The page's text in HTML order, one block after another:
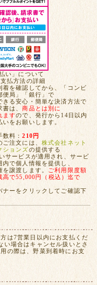
い」について
払方法の詳細
着を確認してから、「コンビ
便局」「銀行」で
きる安心・簡単な決済方法で
書は、商品とは別に
ますので、発行から14日以内
いをお願いします。
数料：210円
注文には、 株式会社ネット
ションズの提供する
サービスが適用され、サービ
内で個人情報を提供し、
を譲渡します。 ご利用限度額
高で55,000円（税込）迄で
ナーをクリックしてご確認下
は7営業日以内にお支払くだ
い場合はキャンセル扱いとさ
の際は、野菜到着時にお支